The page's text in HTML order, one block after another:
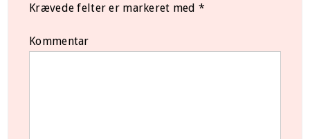
Krævede felter er markeret med *
Kommentar